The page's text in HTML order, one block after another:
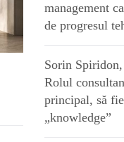
management
de progresul
Sorin
Rolul
principal, să
„knowledge”